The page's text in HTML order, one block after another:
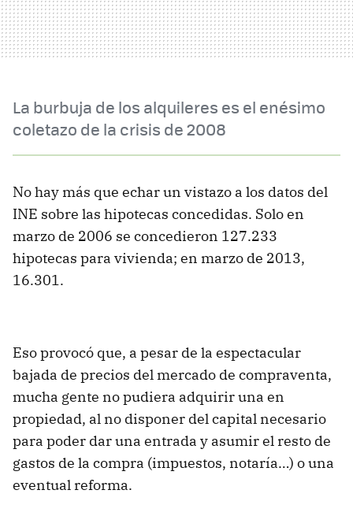
La burbuja de los alquileres es el enésimo
coletazo de la crisis de 2008
No hay más que echar un vistazo a los datos del
INE sobre las hipotecas concedidas. Solo en
marzo de 2006 se concedieron 127.233
hipotecas para vivienda; en marzo de 2013,
16.301.
Eso provocó que, a pesar de la espectacular
bajada de precios del mercado de compraventa,
mucha gente no pudiera adquirir una en
propiedad, al no disponer del capital necesario
para poder dar una entrada y asumir el resto de
gastos de la compra (impuestos, notaría…) o una
eventual reforma.